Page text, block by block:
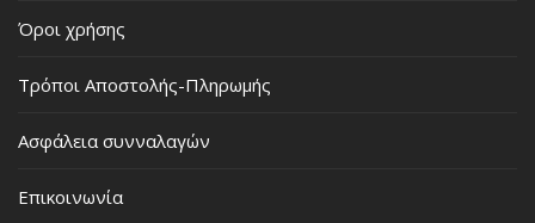
Όροι χρήσης
Τρόποι Αποστολής-Πληρωμής
Ασφάλεια συνναλαγών
Επικοινωνία